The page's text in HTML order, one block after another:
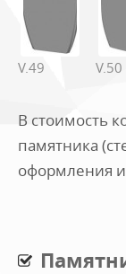
V.49 V.50
В стоимость
памятника
оформления